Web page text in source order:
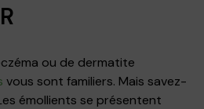
ou de dermatite
vous sont familiers. Mais savez-
émollients se présentent